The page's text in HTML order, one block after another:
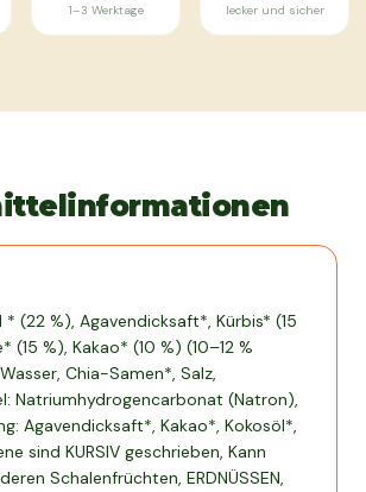
1–3 Werktage lecker und sicher
* (22 %), Agavendicksaft*, Kürbis* (15
(15 %), Kakao* (10 %) (10–12 %
Chia-Samen*, Salz,
Natriumhydrogencarbonat (Natron),
Agavendicksaft*, Kakao*, Kokosöl*,
sind KURSIV geschrieben, Kann
Schalenfrüchten, ERDNÜSSEN,